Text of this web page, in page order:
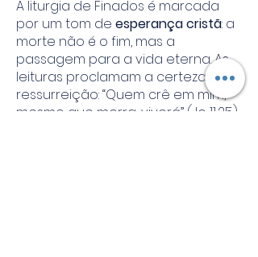
A liturgia de Finados é marcada
por um tom de esperança cristã: a
morte não é o fim, mas a
passagem para a vida eterna. As
leituras proclamam a certeza da
ressurreição: “Quem crê em mim,
mesmo que morra, viverá” (Jo 11,25).